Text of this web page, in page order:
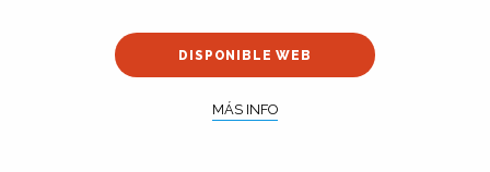
DISPONIBLE WEB
MÁS INFO